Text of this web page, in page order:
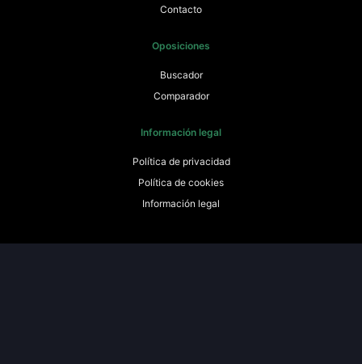
Contacto
Oposiciones
Buscador
Comparador
Información legal
Política de privacidad
Política de cookies
Información legal